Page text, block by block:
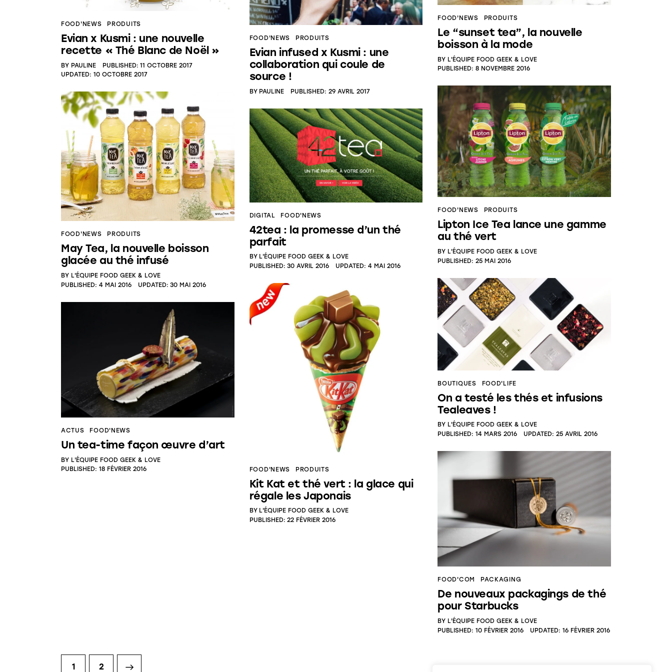
FOOD'NEWS PRODUITS
Evian x Kusmi : une nouvelle
recette « Thé Blanc de Noël »
BY PAULINE PUBLISHED: 11 OCTOBRE 2017
UPDATED: 10 OCTOBRE 2017
FOOD'NEWS PRODUITS
Evian infused x Kusmi : une
collaboration qui coule de
source !
BY PAULINE PUBLISHED: 29 AVRIL 2017
FOOD'NEWS PRODUITS
Le “sunset tea”, la nouvelle
boisson à la mode
BY L'ÉQUIPE FOOD GEEK & LOVE
PUBLISHED: 8 NOVEMBRE 2016
FOOD'NEWS PRODUITS
Lipton Ice Tea lance une gamme
au thé vert
BY L'ÉQUIPE FOOD GEEK & LOVE
PUBLISHED: 25 MAI 2016
FOOD'NEWS PRODUITS
May Tea, la nouvelle boisson
glacée au thé infusé
BY L'ÉQUIPE FOOD GEEK & LOVE
PUBLISHED: 4 MAI 2016 UPDATED: 30 MAI 2016
DIGITAL FOOD'NEWS
42tea : la promesse d’un thé
parfait
BY L'ÉQUIPE FOOD GEEK & LOVE
PUBLISHED: 30 AVRIL 2016 UPDATED: 4 MAI 2016
BOUTIQUES FOOD'LIFE
On a testé les thés et infusions
Tealeaves !
BY L'ÉQUIPE FOOD GEEK & LOVE
PUBLISHED: 14 MARS 2016 UPDATED: 25 AVRIL 2016
FOOD'NEWS PRODUITS
Kit Kat et thé vert : la glace qui
régale les Japonais
BY L'ÉQUIPE FOOD GEEK & LOVE
PUBLISHED: 22 FÉVRIER 2016
ACTUS FOOD'NEWS
Un tea-time façon œuvre d’art
BY L'ÉQUIPE FOOD GEEK & LOVE
PUBLISHED: 18 FÉVRIER 2016
FOOD'COM PACKAGING
De nouveaux packagings de thé
pour Starbucks
BY L'ÉQUIPE FOOD GEEK & LOVE
PUBLISHED: 10 FÉVRIER 2016 UPDATED: 16 FÉVRIER 2016
1 2